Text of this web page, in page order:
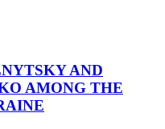
AND
AMONG THE